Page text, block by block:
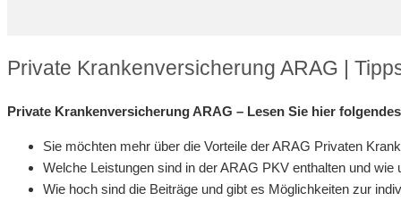
Private Krankenversicherung ARAG |
Private Krankenversicherung ARAG – Lesen Sie hier
Sie möchten mehr über die Vorteile der ARAG Privaten
Welche Leistungen sind in der ARAG PKV enthalten und
Wie hoch sind die Beiträge und gibt es Möglichkeiten zur